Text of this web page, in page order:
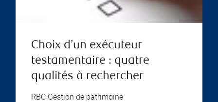
Choix d’un exécuteur
testamentaire : quatre
qualités à rechercher
RBC Gestion de patrimoine